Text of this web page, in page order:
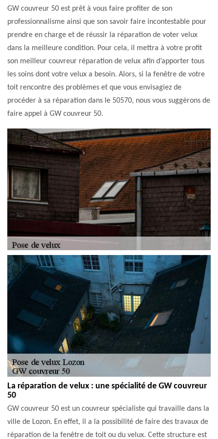
GW couvreur 50 est prêt à vous faire profiter de son
professionnalisme ainsi que son savoir faire incontestable pour
prendre en charge et de réussir la réparation de voter velux
dans la meilleure condition. Pour cela, il mettra à votre profit
son meilleur couvreur réparation de velux afin d’apporter tous
les soins dont votre velux a besoin. Alors, si la fenêtre de votre
toit rencontre des problèmes et que vous envisagiez de
procéder à sa réparation dans le 50570, nous vous suggérons de
faire appel à GW couvreur 50.
La réparation de velux : une spécialité de GW couvreur
50
GW couvreur 50 est un couvreur spécialiste qui travaille dans la
ville de Lozon. En effet, il a la possibilité de faire des travaux de
réparation de la fenêtre de toit ou du velux. Cette structure est